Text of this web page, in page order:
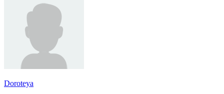
Doroteya